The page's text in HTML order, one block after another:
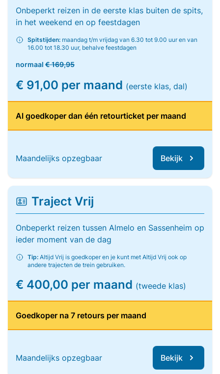
Onbeperkt reizen in de eerste klas buiten de spits,
in het weekend en op feestdagen
Spitstijden: maandag t/m vrijdag van 6.30 tot 9.00 uur en van
16.00 tot 18.30 uur, behalve feestdagen
normaal € 169,95
€ 91,00 per maand (eerste klas, dal)
Al goedkoper dan één retourticket per maand
Maandelijks opzegbaar Bekijk
Traject Vrij
Onbeperkt reizen tussen Almelo en Sassenheim op
ieder moment van de dag
Tip: Altijd Vrij is goedkoper en je kunt met Altijd Vrij ook op
andere trajecten de trein gebruiken.
€ 400,00 per maand (tweede klas)
Goedkoper na 7 retours per maand
Maandelijks opzegbaar Bekijk